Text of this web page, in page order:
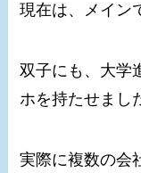
現在は、メイン
双子にも、大学
ホを持たせまし
実際に複数の会